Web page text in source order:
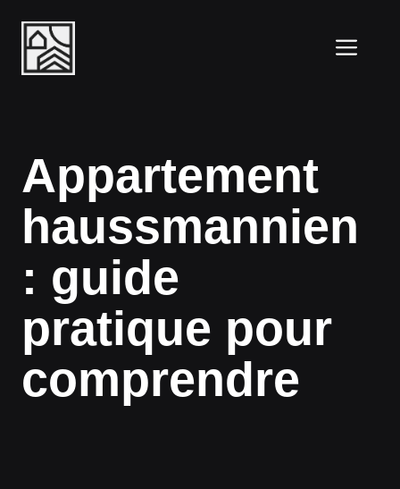
contenu
Appartement
haussmannien
: guide
pratique pour
comprendre